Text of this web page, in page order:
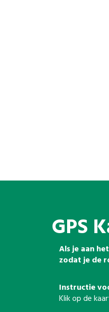
GPS
Als je aan
zodat je de
Instructie
Klik op de